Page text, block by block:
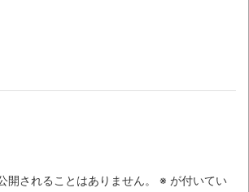
形で2400万円超えの美女、水着
周年ですがnoteに引っ越します
人シーズン7 ファイナルシーズンの
開されることはありません。 ※ が付いてい